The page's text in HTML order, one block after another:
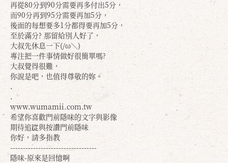
再從80分到90分需要再多付出5分，
而90分再到95分需要再加5分，
後面的每想要多1分都得要再加5分，
至於滿分? 那留給別人好了，
大叔先休息一下(/ω＼)
專注把一件事情做好很簡單嗎?
大叔覺得很難，
你說是吧，也值得尊敬的妳。
.
.
www.wumamii.com.tw
希望你喜歡門前隱味的文字與影像
期待追踨與按讚門前隱味
你好，請多指教
----------------------------------
隱味-原來是回憶啊
確定